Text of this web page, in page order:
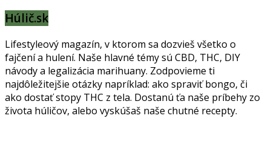
Húlič.sk
Lifestyleový magazín, v ktorom sa dozvieš všetko o
fajčení a hulení. Naše hlavné témy sú CBD, THC, DIY
návody a legalizácia marihuany. Zodpovieme ti
najdôležitejšie otázky napríklad: ako spraviť bongo, či
ako dostať stopy THC z tela. Dostanú ťa naše príbehy zo
života húličov, alebo vyskúšaš naše chutné recepty.